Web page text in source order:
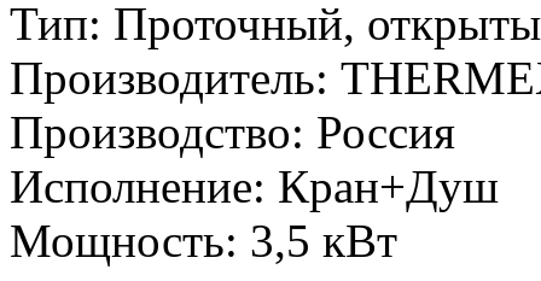
Тип: Проточный,
Производитель:
Производство: Россия
Исполнение: Кран+Душ
Мощность: 3,5 кВт